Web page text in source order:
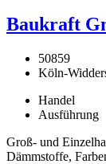
Baukraft
50859
Köln-
Handel
Ausführung
Groß- und
Dämmstoffe,